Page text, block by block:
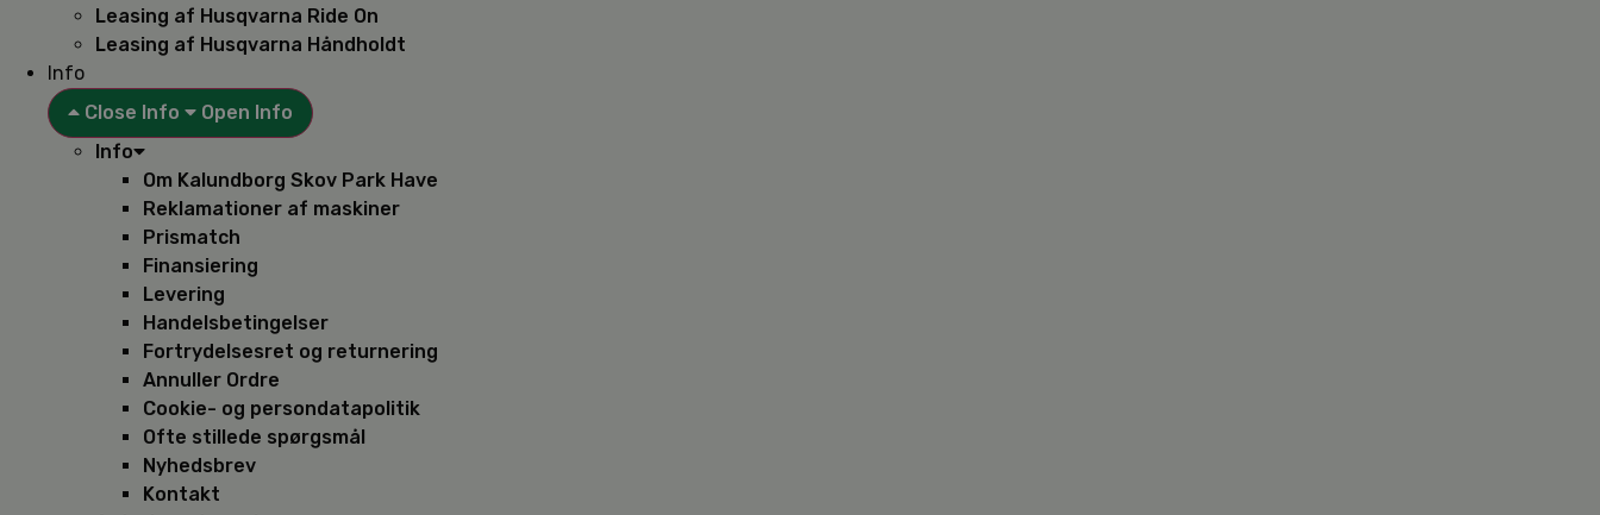
Leasing af Husqvarna Ride On
Leasing af Husqvarna Håndholdt
Info
Close Info
Open Info
Info
Om Kalundborg Skov Park Have
Reklamationer af maskiner
Prismatch
Finansiering
Levering
Handelsbetingelser
Fortrydelsesret og returnering
Annuller Ordre
Cookie- og persondatapolitik
Ofte stillede spørgsmål
Nyhedsbrev
Kontakt